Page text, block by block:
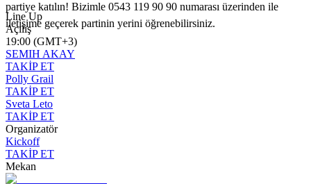
partiye katılın! Bizimle 0543 119 90 90 numarası üzerinden ile
iletişime geçerek partinin yerini öğrenebilirsiniz.
Line Up
Açılış
19:00 (GMT+3)
SEMIH AKAY
TAKİP ET
Polly Grail
TAKİP ET
Sveta Leto
TAKİP ET
Organizatör
Kickoff
TAKİP ET
Mekan